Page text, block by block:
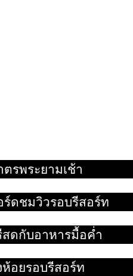
รพระยามเช้า
ร์ดชมวิวรอบรีสอร์ท
ดกับอาหารมื้อค่ำ
อยรอบรีสอร์ท